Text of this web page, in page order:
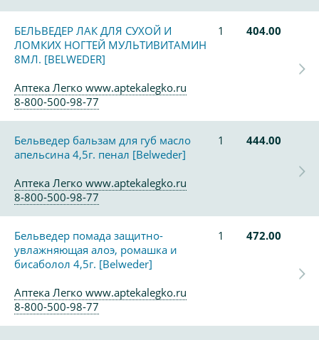
БЕЛЬВЕДЕР ЛАК ДЛЯ СУХОЙ И
ЛОМКИХ НОГТЕЙ МУЛЬТИВИТАМИН
8МЛ. [BELWEDER]
1 404.00
Аптека Легко www.aptekalegko.ru
8-800-500-98-77
Бельведер бальзам для губ масло
апельсина 4,5г. пенал [Belweder]
1 444.00
Аптека Легко www.aptekalegko.ru
8-800-500-98-77
Бельведер помада защитно-
увлажняющая алоэ, ромашка и
бисаболол 4,5г. [Belweder]
1 472.00
Аптека Легко www.aptekalegko.ru
8-800-500-98-77